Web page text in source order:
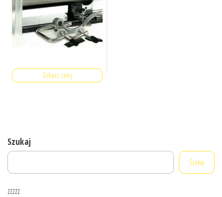
Zobacz cenę
Szukaj
Szukaj
zzzzz